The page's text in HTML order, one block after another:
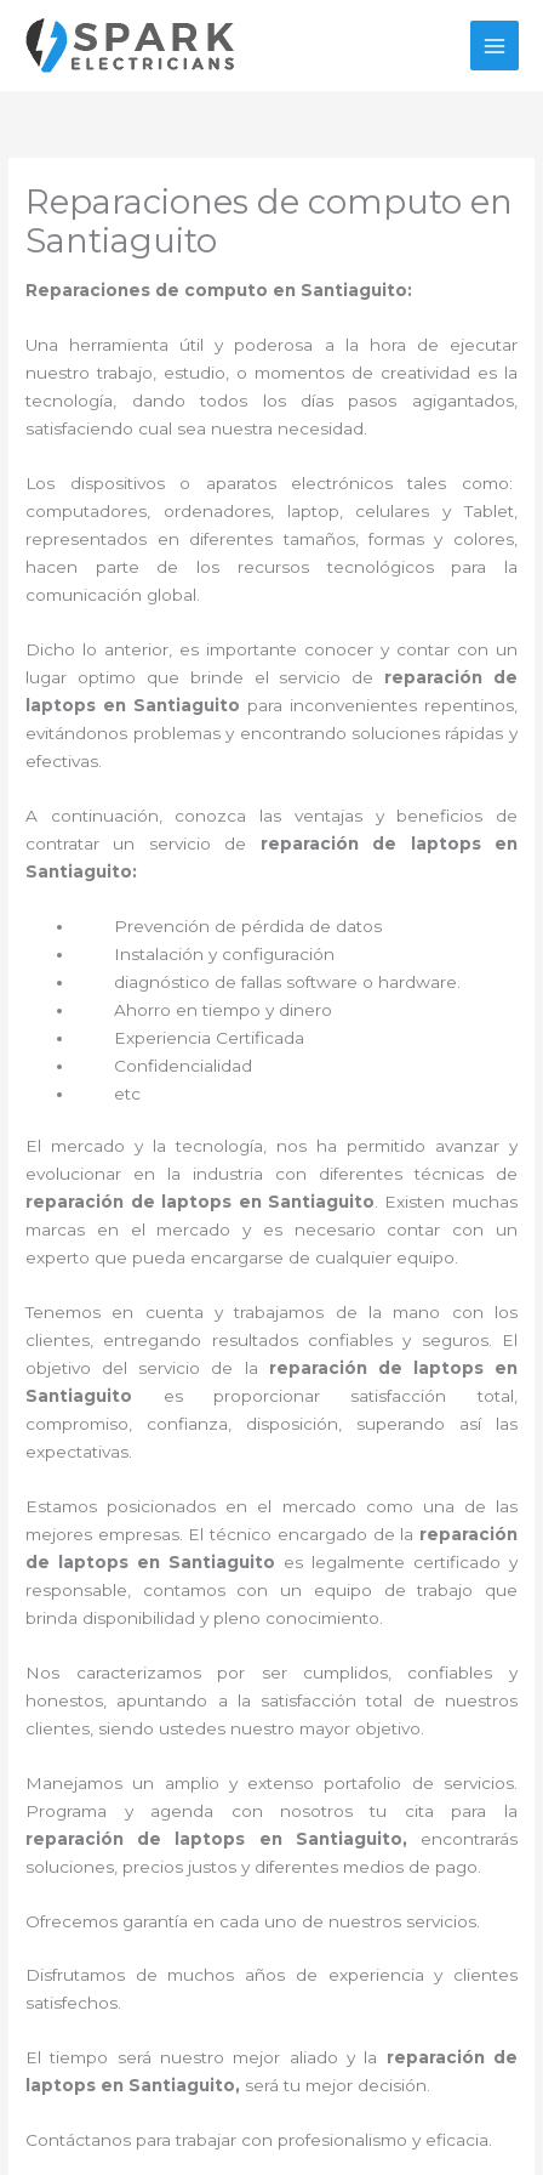
contenido
Reparaciones de computo en
Santiaguito
Reparaciones de computo en Santiaguito:
Una herramienta útil y poderosa a la hora de ejecutar
nuestro trabajo, estudio, o momentos de creatividad es la
tecnología, dando todos los días pasos agigantados,
satisfaciendo cual sea nuestra necesidad.
Los dispositivos o aparatos electrónicos tales como:
computadores, ordenadores, laptop, celulares y Tablet,
representados en diferentes tamaños, formas y colores,
hacen parte de los recursos tecnológicos para la
comunicación global.
Dicho lo anterior, es importante conocer y contar con un
lugar optimo que brinde el servicio de reparación de
laptops en Santiaguito para inconvenientes repentinos,
evitándonos problemas y encontrando soluciones rápidas y
efectivas.
A continuación, conozca las ventajas y beneficios de
contratar un servicio de reparación de laptops en
Santiaguito:
Prevención de pérdida de datos
Instalación y configuración
diagnóstico de fallas software o hardware
Ahorro en tiempo y dinero
Experiencia Certificada
Confidencialidad
etc
El mercado y la tecnología, nos ha permitido avanzar y
evolucionar en la industria con diferentes técnicas de
reparación de laptops en Santiaguito . Existen muchas
marcas en el mercado y es necesario contar con un
experto que pueda encargarse de cualquier equipo.
Tenemos en cuenta y trabajamos de la mano con los
clientes, entregando resultados confiables y seguros. El
objetivo del servicio de la reparación de laptops en
Santiaguito es proporcionar satisfacción total,
compromiso, confianza, disposición, superando así las
expectativas.
Estamos posicionados en el mercado como una de las
mejores empresas. El técnico encargado de la reparación
de laptops en Santiaguito es legalmente certificado y
responsable, contamos con un equipo de trabajo que
brinda disponibilidad y pleno conocimiento.
Nos caracterizamos por ser cumplidos, confiables y
honestos, apuntando a la satisfacción total de nuestros
clientes, siendo ustedes nuestro mayor objetivo.
Manejamos un amplio y extenso portafolio de servicios.
Programa y agenda con nosotros tu cita para la
reparación de laptops en Santiaguito, encontrarás
soluciones, precios justos y diferentes medios de pago.
Ofrecemos garantía en cada uno de nuestros servicios.
Disfrutamos de muchos años de experiencia y clientes
satisfechos.
El tiempo será nuestro mejor aliado y la reparación de
laptops en Santiaguito, será tu mejor decisión.
Contáctanos para trabajar con profesionalismo y eficacia.